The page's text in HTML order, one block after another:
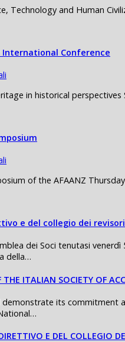
Technology and Human
Conference
in historical
of the AFAANZ
e del collegio dei revisori
dei Soci tenutasi
della…
THE ITALIAN SOCIETY OF
demonstrate its commitment
E DEL COLLEGIO